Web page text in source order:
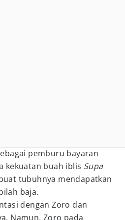
pemburu bayaran
kekuatan buah iblis Supa
tubuhnya mendapatkan
baja.
dengan Zoro dan
Namun, Zoro pada